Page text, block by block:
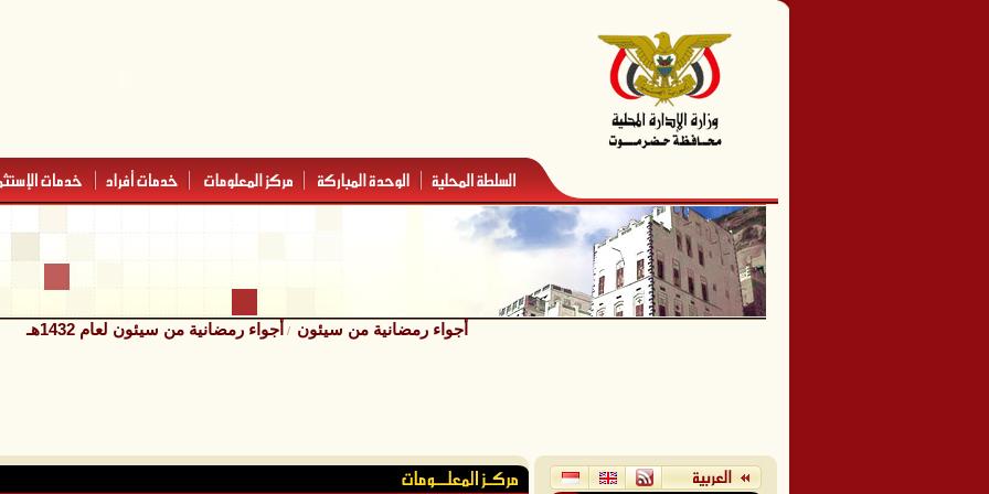
أجواء رمضانية من سيئون / أجواء رمضانية من سيئون لعام 1432هـ